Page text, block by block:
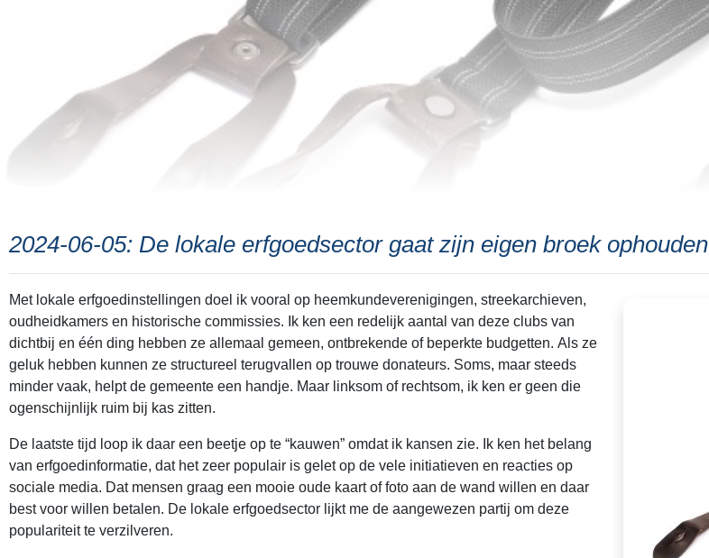
2024-06-05: De lokale erfgoedsector gaat zijn eigen broek ophouden
Met lokale erfgoedinstellingen doel ik vooral op heemkundeverenigingen, streekarchieven,
oudheidkamers en historische commissies. Ik ken een redelijk aantal van deze clubs van
dichtbij en één ding hebben ze allemaal gemeen, ontbrekende of beperkte budgetten. Als ze
geluk hebben kunnen ze structureel terugvallen op trouwe donateurs. Soms, maar steeds
minder vaak, helpt de gemeente een handje. Maar linksom of rechtsom, ik ken er geen die
ogenschijnlijk ruim bij kas zitten.
De laatste tijd loop ik daar een beetje op te “kauwen” omdat ik kansen zie. Ik ken het belang
van erfgoedinformatie, dat het zeer populair is gelet op de vele initiatieven en reacties op
sociale media. Dat mensen graag een mooie oude kaart of foto aan de wand willen en daar
best voor willen betalen. De lokale erfgoedsector lijkt me de aangewezen partij om deze
populariteit te verzilveren.